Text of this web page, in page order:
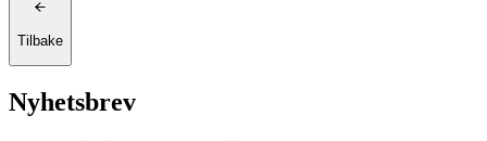
Tilbake
Nyhetsbrev